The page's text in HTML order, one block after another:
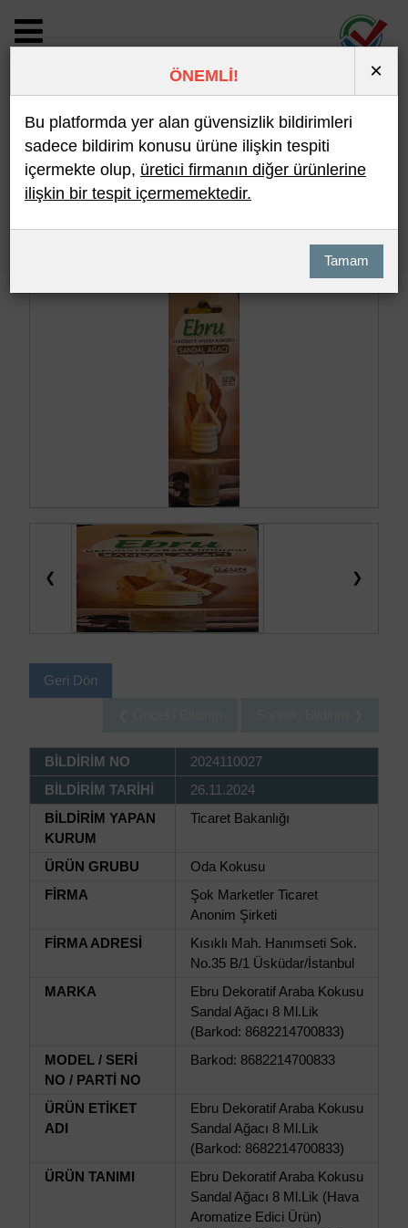
BİLDİRİM DETAYI
Son 10 Bildirim En Çok İncelenen
❮ ❯
Geri Dön
BİLDİRİM NO
2024110027
BİLDİRİM TARİHİ
26.11.2024
BİLDİRİM YAPAN
KURUM
Ticaret Bakanlığı
ÜRÜN GRUBU
Oda Kokusu
FİRMA
Şok Marketler Ticaret
Anonim Şirketi
FİRMA ADRESİ
Kısıklı Mah. Hanımseti Sok.
No.35 B/1 Üsküdar/İstanbul
MARKA
Ebru Dekoratif Araba Kokusu
Sandal Ağacı 8 Ml.Lik
(Barkod: 8682214700833)
MODEL / SERİ
NO / PARTİ NO
Barkod: 8682214700833
ÜRÜN ETİKET
ADI
Ebru Dekoratif Araba Kokusu
Sandal Ağacı 8 Ml.Lik
(Barkod: 8682214700833)
ÜRÜN TANIMI
Ebru Dekoratif Araba Kokusu
Sandal Ağacı 8 Ml.Lik (Hava
Aromatize Edici Ürün)
ÖNEMLİ! ×
Bu platformda yer alan güvensizlik bildirimleri
sadece bildirim konusu ürüne ilişkin tespiti
içermekte olup, üretici firmanın diğer ürünlerine
ilişkin bir tespit içermemektedir.
Tamam